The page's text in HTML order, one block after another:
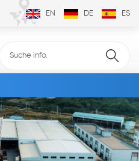
EN DE ES